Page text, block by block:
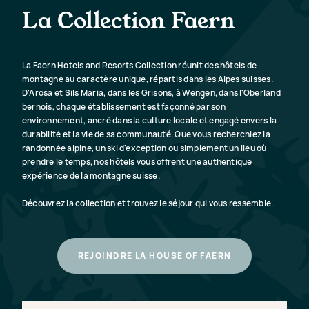
La Collection Faern
La Faern Hotels and Resorts Collection réunit des hôtels de
montagne au caractère unique, répartis dans les Alpes suisses.
D'Arosa et Sils Maria, dans les Grisons, à Wengen, dans l'Oberland
bernois, chaque établissement est façonné par son
environnement, ancré dans la culture locale et engagé envers la
durabilité et la vie de sa communauté. Que vous recherchiez la
randonnée alpine, un ski d'exception ou simplement un lieu où
prendre le temps, nos hôtels vous offrent une authentique
expérience de la montagne suisse.
Découvrez la collection et trouvez le séjour qui vous ressemble.
REJOINDRE LA HOUSE OF FAERN